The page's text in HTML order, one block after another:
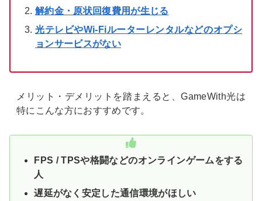
解約金・原状回復費用が生じる
光テレビやWi-Fiルーターレンタルなどのオプシ
ョンサービスがない
メリット・デメリットを踏まえると、GameWith光は
特にこんな方におすすめです。
FPS / TPSや格闘などのオンラインゲームをする
人
遅延がなく安定した通信環境がほしい